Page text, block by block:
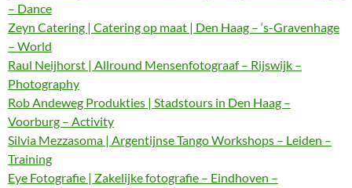
– Dance
Zeyn Catering | Catering op maat | Den Haag – ‘s-Gravenhage
– World
Raul Neijhorst | Allround Mensenfotograaf – Rijswijk –
Photography
Rob Andeweg Produkties | Stadstours in Den Haag –
Voorburg – Activity
Silvia Mezzasoma | Argentijnse Tango Workshops – Leiden –
Training
Eye Fotografie | Zakelijke fotografie – Eindhoven –